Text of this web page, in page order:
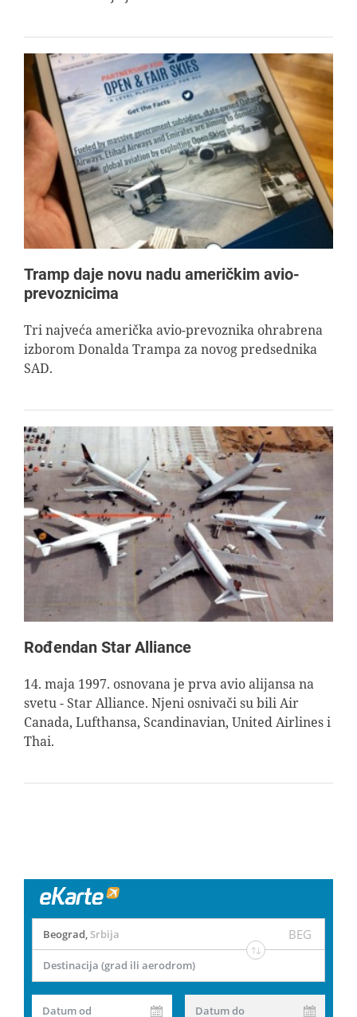
Tramp daje novu nadu američkim avio-
prevoznicima
Tri najveća američka avio-prevoznika ohrabrena
izborom Donalda Trampa za novog predsednika
SAD.
Rođendan Star Alliance
14. maja 1997. osnovana je prva avio alijansa na
svetu - Star Alliance. Njeni osnivači su bili Air
Canada, Lufthansa, Scandinavian, United Airlines i
Thai.
Beograd, Srbija BEG
Destinacija (grad ili aerodrom)
Datum od Datum do